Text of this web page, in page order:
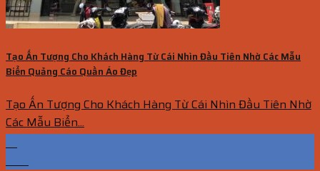
Tạo Ấn Tượng Cho Khách Hàng Từ Cái Nhìn Đầu Tiên Nhờ Các Mẫu
Biển Quảng Cáo Quần Áo Đẹp
Tạo Ấn Tượng Cho Khách Hàng Từ Cái Nhìn Đầu Tiên Nhờ
Các Mẫu Biển...
16
Th11